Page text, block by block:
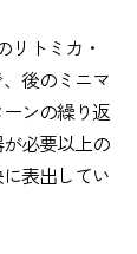
リトミカ・
後のミニマ
ンの繰り返
必要以上の
表出してい